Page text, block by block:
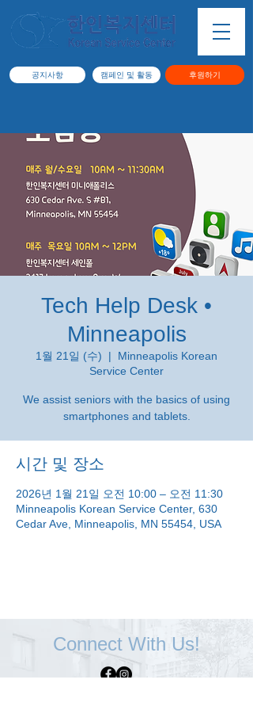
공지사항 캠페인 및 활동 후원하기
Tech Help Desk •
Minneapolis
1월 21일 (수)
  |
Minneapolis Korean
Service Center
We assist seniors with the basics of using
smartphones and tablets.
시간 및 장소
2026년 1월 21일 오전 10:00 – 오전 11:30
Minneapolis Korean Service Center, 630
Cedar Ave, Minneapolis, MN 55454, USA
Connect With Us!